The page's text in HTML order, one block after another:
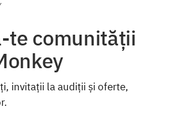
te comunității
invitații la audiții și oferte,